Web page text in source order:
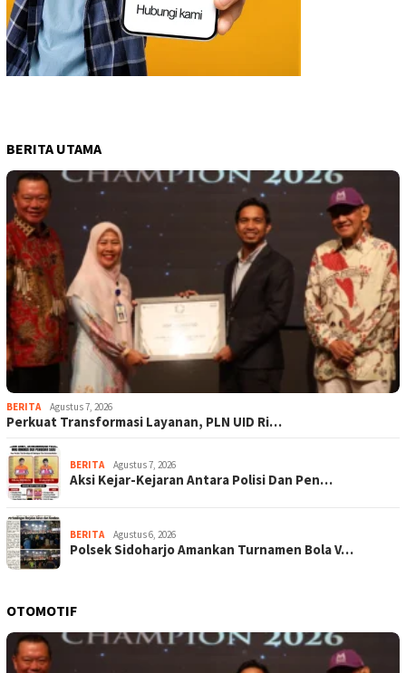
BERITA UTAMA
BERITA Agustus 7, 2026
Perkuat Transformasi Layanan, PLN UID Ri…
BERITA Agustus 7, 2026
Aksi Kejar-Kejaran Antara Polisi Dan Pen…
BERITA Agustus 6, 2026
Polsek Sidoharjo Amankan Turnamen Bola V…
OTOMOTIF